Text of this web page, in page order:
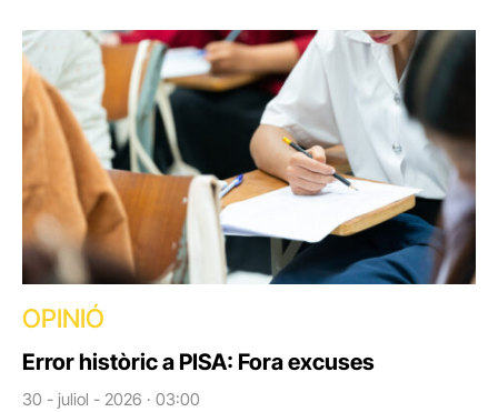
OPINIÓ
Error històric a PISA: Fora excuses
30 - juliol - 2026 · 03:00